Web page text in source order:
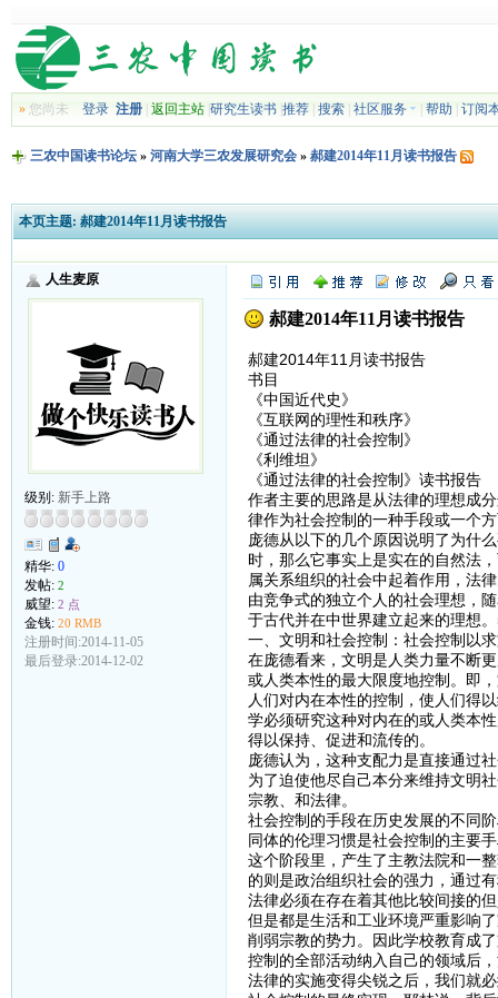
»您尚未 登录 注册| 返回主站| 研究生读书| 推荐| 搜索| 社区服务 帮助 订阅
三农中国读书论坛» 河南大学三农发展研究会» 郝建2014年11月读书报告
本页主题: 郝建2014年11月读书报告
人生麦原
级别: 新手上路
精华: 0
发帖: 2
威望: 2 点
金钱: 20 RMB
注册时间:2014-11-05
最后登录:2014-12-02
郝建2014年11月读书报告
郝建2014年11月读书报告
书目
《中国近代史》
《互联网的理性和秩序》
《通过法律的社会控制》
《利维坦》
《通过法律的社会控制》读书报告
作者主要的思路是从法律的理想成
律作为社会控制的一种手段或一个
庞德从以下的几个原因说明了为什
时，那么它事实上是实在的自然法
属关系组织的社会中起着作用，法
由竞争式的独立个人的社会理想，
于古代并在中世界建立起来的理想
一、文明和社会控制：社会控制以
在庞德看来，文明是人类力量不断
或人类本性的最大限度地控制。即
人们对内在本性的控制，使人们得
学必须研究这种对内在的或人类本
得以保持、促进和流传的。
庞德认为，这种支配力是直接通过
为了迫使他尽自己本分来维持文明
宗教、和法律。
社会控制的手段在历史发展的不同
同体的伦理习惯是社会控制的主要
这个阶段里，产生了主教法院和一
的则是政治组织社会的强力，通过
法律必须在存在着其他比较间接
但是都是生活和工业环境严重影响
削弱宗教的势力。因此学校教育成
控制的全部活动纳入自己的领域后
法律的实施变得尖锐之后，我们就